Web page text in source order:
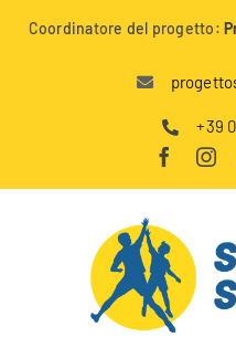
Coordinatore del progetto:
+39